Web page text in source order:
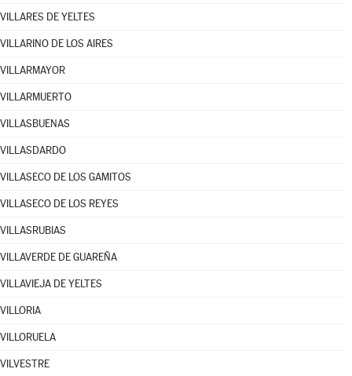
VILLARES DE YELTES
VILLARINO DE LOS AIRES
VILLARMAYOR
VILLARMUERTO
VILLASBUENAS
VILLASDARDO
VILLASECO DE LOS GAMITOS
VILLASECO DE LOS REYES
VILLASRUBIAS
VILLAVERDE DE GUAREÑA
VILLAVIEJA DE YELTES
VILLORIA
VILLORUELA
VILVESTRE